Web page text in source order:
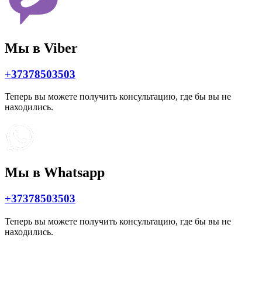
Мы в Viber
+37378503503
Теперь вы можете получить консультацию, где бы вы не
находились.
Мы в Whatsapp
+37378503503
Теперь вы можете получить консультацию, где бы вы не
находились.